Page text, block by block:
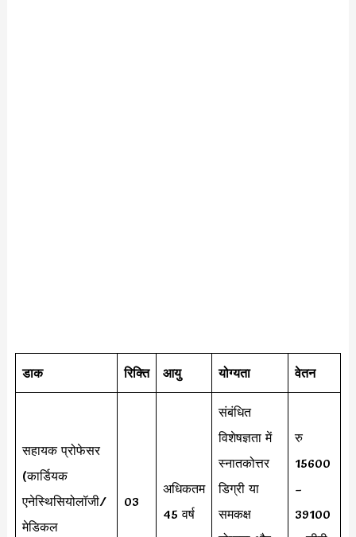
डाक रिक्ति आयु योग्यता वेतन
सहायक प्रोफेसर
(कार्डियक
एनेस्थिसियोलॉजी/
मेडिकल
03
अधिकतम
45 वर्ष
संबंधित
विशेषज्ञता में
स्नातकोत्तर
डिग्री या
समकक्ष
रु
15600
–
39100